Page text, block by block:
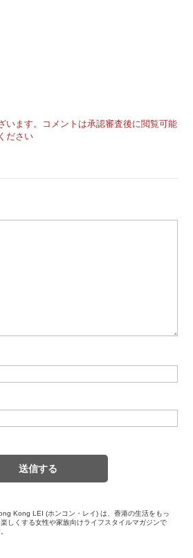
います。コメントは承認審査後に閲覧可能
ださい
Kong LEI (ホンコン・レイ) は、香港の生活をもっ
楽しくする女性や家族向けライフスタイルマガジンで